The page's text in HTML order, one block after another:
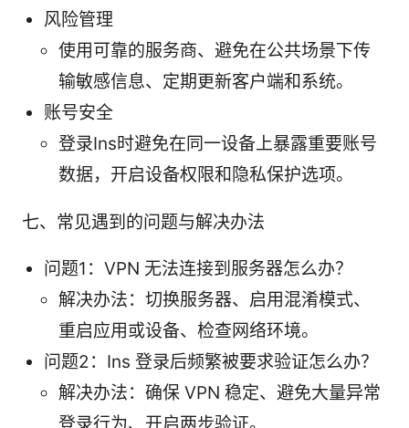
风险管理
使用可靠的服务商、避免在公共场景下传
输敏感信息、定期更新客户端和系统。
账号安全
登录Ins时避免在同一设备上暴露重要账号
数据，开启设备权限和隐私保护选项。
七、常见遇到的问题与解决办法
问题1：VPN 无法连接到服务器怎么办？
解决办法：切换服务器、启用混淆模式、
重启应用或设备、检查网络环境。
问题2：Ins 登录后频繁被要求验证怎么办？
解决办法：确保 VPN 稳定、避免大量异常
登录行为、开启两步验证。